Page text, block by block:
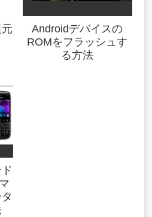
Androidデバイスの
ROMをフラッシュす
る方法